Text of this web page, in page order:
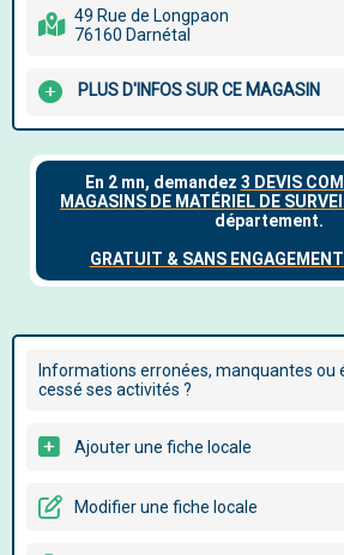
49 Rue de Longpaon
76160 Darnétal
PLUS D'INFOS SUR CE MAGASIN
Informations erronées, manquantes ou
cessé ses activités ?
Ajouter une fiche locale
Modifier une fiche locale